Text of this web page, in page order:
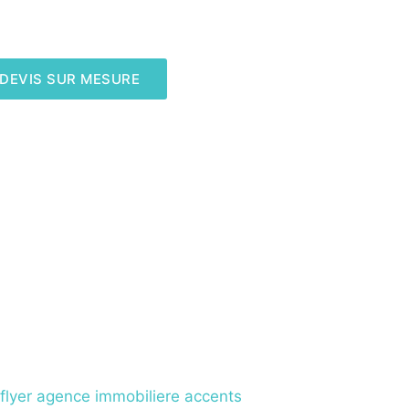
DEVIS SUR MESURE